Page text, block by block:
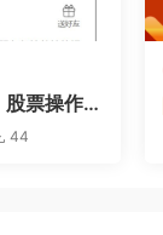
股票操作
44